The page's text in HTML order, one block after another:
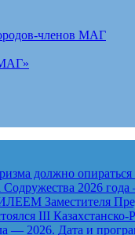
членов МАГ
должно
2026
Заместителя
III
— 2026. Дата и